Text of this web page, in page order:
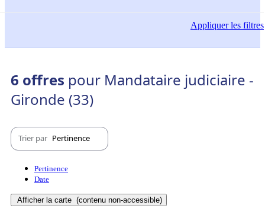
Appliquerles filtres
6 offres pour Mandataire judiciaire -
Gironde (33)
Trier par Pertinence
Pertinence
Date
Afficher la carte (contenu non-accessible)